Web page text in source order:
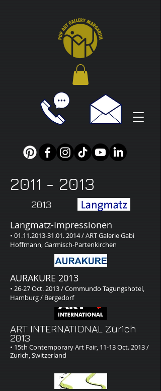
2011 - 2013
2013
Langmatz-Impressionen
• 01.11.2013-31.01. 2014 / ART Galerie Gabi
Hoffmann, Garmisch-Partenkirchen
AURAKURE 2013​
• 26-27 Oct. 2013 / Commundo Tagungshotel,
Hamburg / Bergedorf
ART INTERNATIONAL Zürich
2013
• 15th Contemporary Art Fair, 11-13 Oct. 2013 /
Zurich, Switzerland